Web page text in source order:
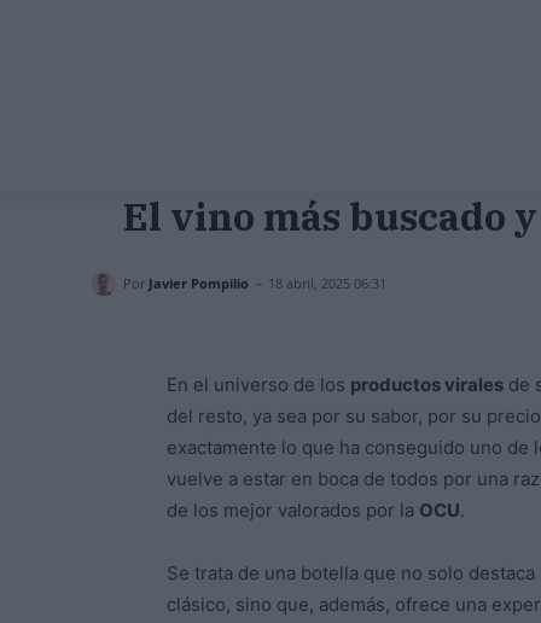
El vino más buscado
Por Javier Pompilio - 18 abril, 2025 06:31
En el universo de los productos virales de
del resto, ya sea por su sabor, por su
exactamente lo que ha conseguido uno de
vuelve a estar en boca de todos por una
de los mejor valorados por la OCU.
Se trata de una botella que no solo
clásico, sino que, además, ofrece una